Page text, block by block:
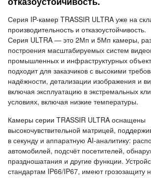
Серия IP-камер TRASSIR ULTRA уже на
производительность и отказоустойчивость.
Серия ULTRA — это 2Мп и 5Мп камеры,
построения масштабируемых систем
промышленных и инфраструктурных
подходит для заказчиков с высокими
надёжности, детализации изображения и
включая эксплуатацию в экстремальных
условиях, включая низкие температуры.
Камеры серии TRASSIR ULTRA оснащены
высокочувствительной матрицей,
в секунду и аппаратную AI-аналитику:
автомобилей, подсчёт посетителей,
праздношатания и другие функции.
стандартам IP66/IP67, имеют грозозащиту